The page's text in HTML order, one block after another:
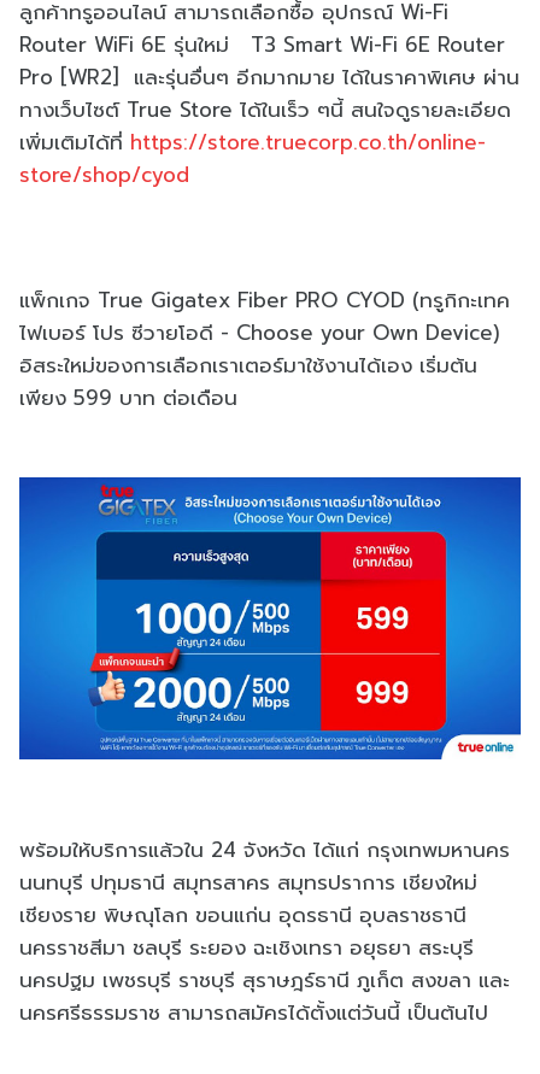
ลูกค้าทรูออนไลน์ สามารถเลือกซื้อ อุปกรณ์ Wi-Fi
Router WiFi 6E รุ่นใหม่ T3 Smart Wi-Fi 6E Router
Pro [WR2] และรุ่นอื่นๆ อีกมากมาย ได้ในราคาพิเศษ ผ่าน
ทางเว็บไซต์ True Store ได้ในเร็ว ๆนี้ สนใจดูรายละเอียด
เพิ่มเติมได้ที่ https://store.truecorp.co.th/online-
store/shop/cyod
แพ็กเกจ True Gigatex Fiber PRO CYOD (ทรูกิกะเทค
ไฟเบอร์ โปร ซีวายโอดี - Choose your Own Device)
อิสระใหม่ของการเลือกเราเตอร์มาใช้งานได้เอง เริ่มต้น
เพียง 599 บาท ต่อเดือน
พร้อมให้บริการแล้วใน 24 จังหวัด ได้แก่ กรุงเทพมหานคร
นนทบุรี ปทุมธานี สมุทรสาคร สมุทรปราการ เชียงใหม่
เชียงราย พิษณุโลก ขอนแก่น อุดรธานี อุบลราชธานี
นครราชสีมา ชลบุรี ระยอง ฉะเชิงเทรา อยุธยา สระบุรี
นครปฐม เพชรบุรี ราชบุรี สุราษฎร์ธานี ภูเก็ต สงขลา และ
นครศรีธรรมราช สามารถสมัครได้ตั้งแต่วันนี้ เป็นต้นไป